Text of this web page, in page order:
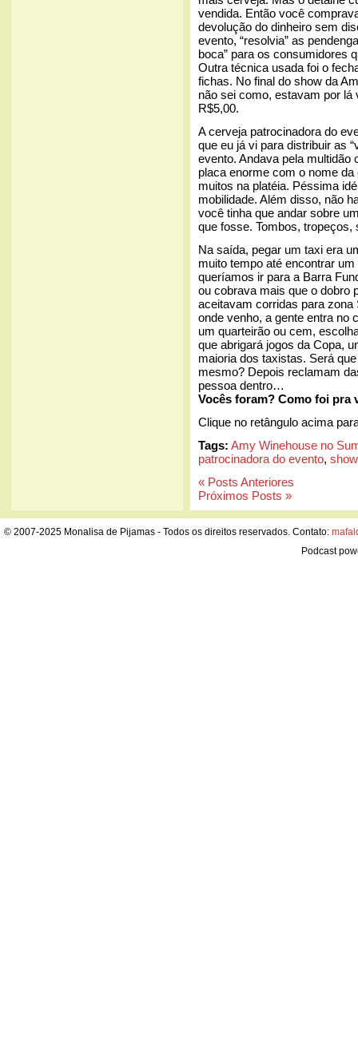
vendida. Então você
devolução do dinheiro sem
evento, “resolvia” as
boca” para os consumidores
Outra técnica usada foi o
fichas. No final do show da
não sei como, estavam por lá
R$5,00.
A cerveja patrocinadora do
que eu já vi para distribuir as
evento. Andava pela multidão
placa enorme com o nome
muitos na platéia. Péssima
mobilidade. Além disso, não
você tinha que andar sobre
que fosse. Tombos, tropeços,
Na saída, pegar um taxi era
muito tempo até encontrar
queríamos ir para a Barra
ou cobrava mais que o dobro
aceitavam corridas para zona
onde venho, a gente entra no
um quarteirão ou cem,
que abrigará jogos da Copa,
maioria dos taxistas. Será
mesmo? Depois reclamam
pessoa dentro…
Vocês foram? Como foi pra
Clique no retângulo acima
Tags: Amy Winehouse no
patrocinadora do evento,
« Posts Anteriores
Próximos Posts »
© 2007-2025 Monalisa de Pijamas - Todos os direitos reservados. Contato:
Podcast